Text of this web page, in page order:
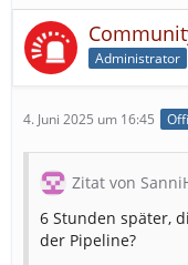
Administrator
4. Juni 2025 um 16:45
Zitat von
6 Stunden später,
der Pipeline?